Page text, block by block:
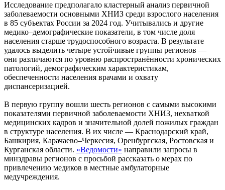
Исследование предполагало кластерный анализ первичной
заболеваемости основными ХНИЗ среди взрослого населения
в 85 субъектах России за 2024 год. Учитывались и другие
медико–демографические показатели, в том числе доля
населения старше трудоспособного возраста. В результате
удалось выделить четыре устойчивые группы регионов —
они различаются по уровню распространённости хронических
патологий, демографическим характеристикам,
обеспеченности населения врачами и охвату
диспансеризацией.
В первую группу вошли шесть регионов с самыми высокими
показателями первичной заболеваемости ХНИЗ, нехваткой
медицинских кадров и значительной долей пожилых граждан
в структуре населения. В их числе — Краснодарский край,
Башкирия, Карачаево–Черкесия, Оренбургская, Ростовская и
Курганская области. «Ведомости» направили запросы в
минздравы регионов с просьбой рассказать о мерах по
привлечению медиков в местные амбулаторные
медучреждения.